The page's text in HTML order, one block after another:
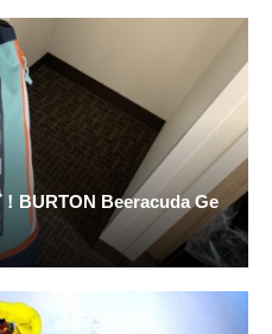
BURTON Beeracuda Ge